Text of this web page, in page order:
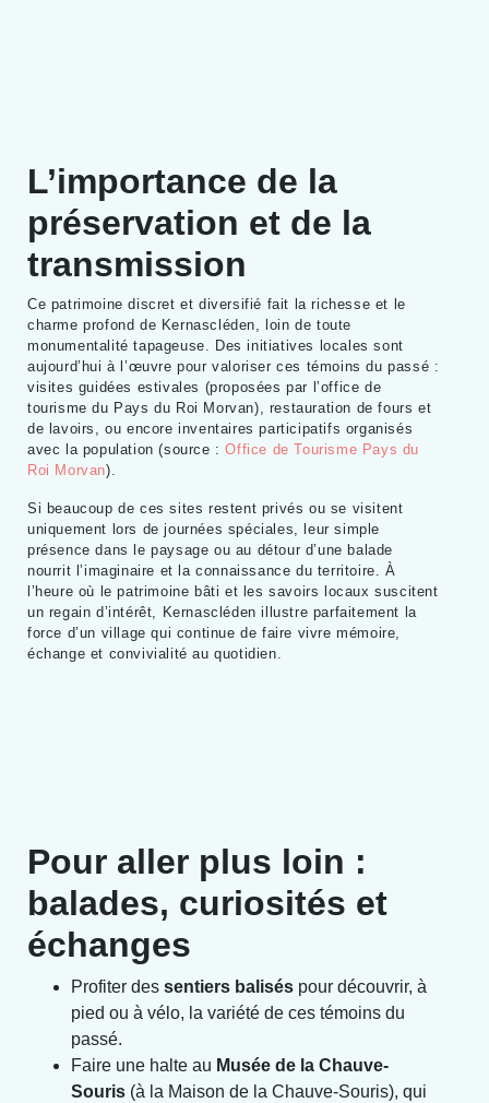
L’importance de la
préservation et de la
transmission
Ce patrimoine discret et diversifié fait la richesse et le
charme profond de Kernascléden, loin de toute
monumentalité tapageuse. Des initiatives locales sont
aujourd’hui à l’œuvre pour valoriser ces témoins du passé :
visites guidées estivales (proposées par l’office de
tourisme du Pays du Roi Morvan), restauration de fours et
de lavoirs, ou encore inventaires participatifs organisés
avec la population (source :Office de Tourisme Pays du
Roi Morvan).
Si beaucoup de ces sites restent privés ou se visitent
uniquement lors de journées spéciales, leur simple
présence dans le paysage ou au détour d’une balade
nourrit l’imaginaire et la connaissance du territoire. À
l’heure où le patrimoine bâti et les savoirs locaux suscitent
un regain d’intérêt, Kernascléden illustre parfaitement la
force d’un village qui continue de faire vivre mémoire,
échange et convivialité au quotidien.
Pour aller plus loin :
balades, curiosités et
échanges
Profiter des sentiers balisés pour découvrir, à
pied ou à vélo, la variété de ces témoins du
passé.
Faire une halte au Musée de la Chauve-
Souris (à la Maison de la Chauve-Souris), qui